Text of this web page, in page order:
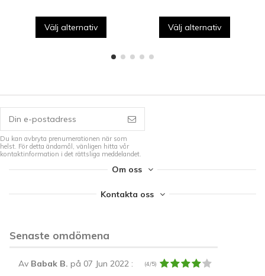
Välj alternativ Välj alternativ
Du kan avbryta prenumerationen när som
helst. För detta ändamål, vänligen hitta vår
kontaktinformation i det rättsliga meddelandet.
Om oss
Kontakta oss
Senaste omdömena
Av Babak B. på 07 Jun 2022: (4/5)